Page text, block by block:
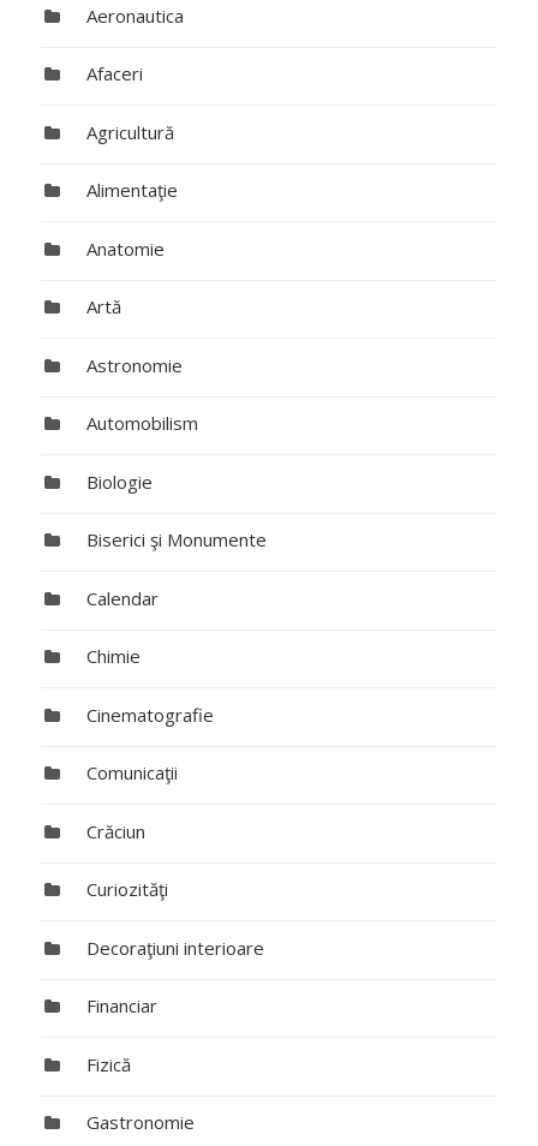
Aeronautica
Afaceri
Agricultură
Alimentaţie
Anatomie
Artă
Astronomie
Automobilism
Biologie
Biserici şi Monumente
Calendar
Chimie
Cinematografie
Comunicaţii
Crăciun
Curiozităţi
Decoraţiuni interioare
Financiar
Fizică
Gastronomie